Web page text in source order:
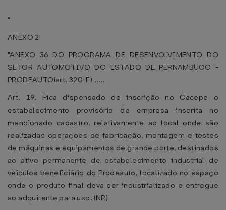
"
ANEXO 2
"ANEXO 36 DO PROGRAMA DE DESENVOLVIMENTO DO
SETOR AUTOMOTIVO DO ESTADO DE PERNAMBUCO -
PRODEAUTO(art. 320-F) .....
Art. 19. Fica dispensado de inscrição no Cacepe o
estabelecimento provisório de empresa inscrita no
mencionado cadastro, relativamente ao local onde são
realizadas operações de fabricação, montagem e testes
de máquinas e equipamentos de grande porte, destinados
ao ativo permanente de estabelecimento industrial de
veículos beneficiário do Prodeauto, localizado no espaço
onde o produto final deva ser industrializado e entregue
ao adquirente para uso. (NR)